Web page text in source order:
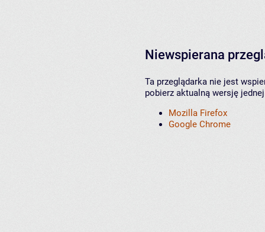
Niewspierana
Ta przeglądarka nie jest
pobierz aktualną wersję
Mozilla Firefox
Google Chrome